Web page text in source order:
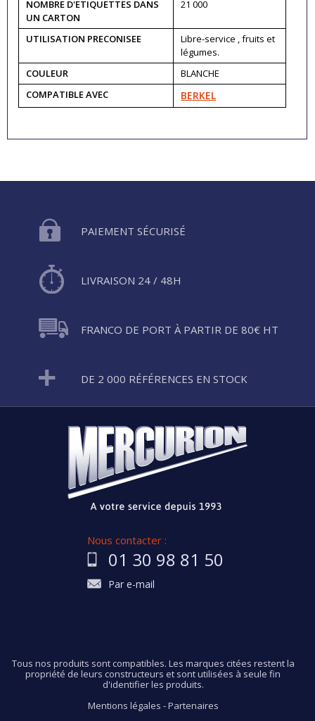
NOMBRE D'ETIQUETTES DANS
UN CARTON
21 000
UTILISATION PRECONISEE
Libre-service , fruits et
légumes.
COULEUR
BLANCHE
COMPATIBLE AVEC
BERKEL
PAIEMENT SÉCURISÉ
LIVRAISON 24 / 48H
FRANCO DE PORT À PARTIR DE 80€ HT
DE 2 000 RÉFÉRENCES EN STOCK
Nous contacter :
01 30 98 81 50
Par e-mail
Tous nos produits sont compatibles. Les marques citées restent la
propriété de leurs constructeurs et sont utilisées à seule fin
d'identifier les produits.
Mentions légales -Partenaires